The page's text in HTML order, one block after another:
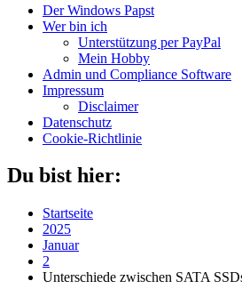
Der Windows Papst
Wer bin ich
Unterstützung per PayPal
Mein Hobby
Admin und Compliance Software
Impressum
Disclaimer
Datenschutz
Cookie-Richtlinie
Du bist hier:
Startseite
2025
Januar
2
Unterschiede zwischen SATA